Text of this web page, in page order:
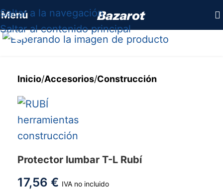
Saltar a la navegación
Saltar al contenido principal
Menú
Haga clic para ampliar
Inicio/Accesorios/Construcción
Protector lumbar T-L Rubí
17,56 € IVA no incluido